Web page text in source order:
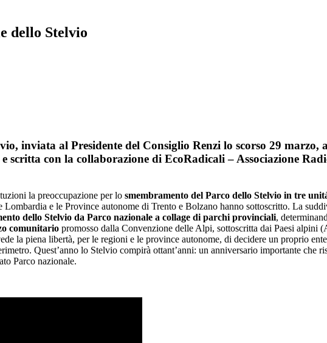
dello Stelvio
inviata al Presidente del Consiglio Renzi lo scorso 29
scritta con la collaborazione di EcoRadicali – Associazione
la preoccupazione per lo smembramento del Parco dello Stelvio in tre
e le Province autonome di Trento e Bolzano hanno sottoscritto. La
dello Stelvio da Parco nazionale a collage di parchi provinciali,
comunitario promosso dalla Convenzione delle Alpi, sottoscritta dai Paesi alpini
la piena libertà, per le regioni e le province autonome, di decidere un proprio
Quest’anno lo Stelvio compirà ottant’anni: un anniversario importante che
Parco nazionale.